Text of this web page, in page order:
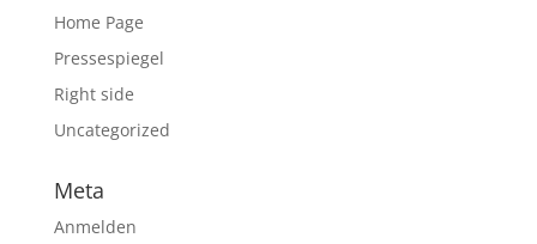
Home Page
Pressespiegel
Right side
Uncategorized
Meta
Anmelden